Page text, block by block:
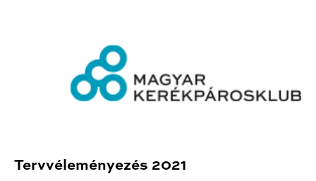
Tervvéleményezés 2021